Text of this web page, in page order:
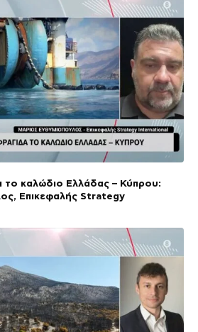
το καλώδιο Ελλάδας – Κύπρου:
Επικεφαλής Strategy